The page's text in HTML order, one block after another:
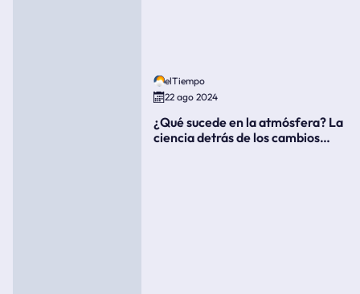
elTiempo
22 ago 2024
¿Qué sucede en la atmósfera? La
ciencia detrás de los cambios